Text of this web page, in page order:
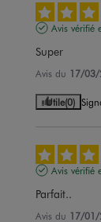
Avis vérifié
Super
Avis du 17/03/
Utile(0)
Avis vérifié
Parfait..
Avis du 17/01/